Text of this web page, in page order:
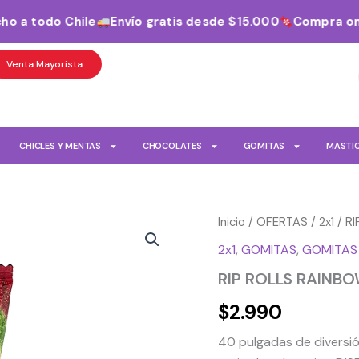
a todo Chile Envío gratis desde $15.000 Compra
Venta Mayorista
CHICLES Y MENTAS CHOCOLATES GOMITAS
Inicio / OFERTAS / 2x1 /
2x1, GOMITAS,
RIP ROLLS
$2.990
40 pulgadas de
RIP
RAINBOW
40G
cantidad